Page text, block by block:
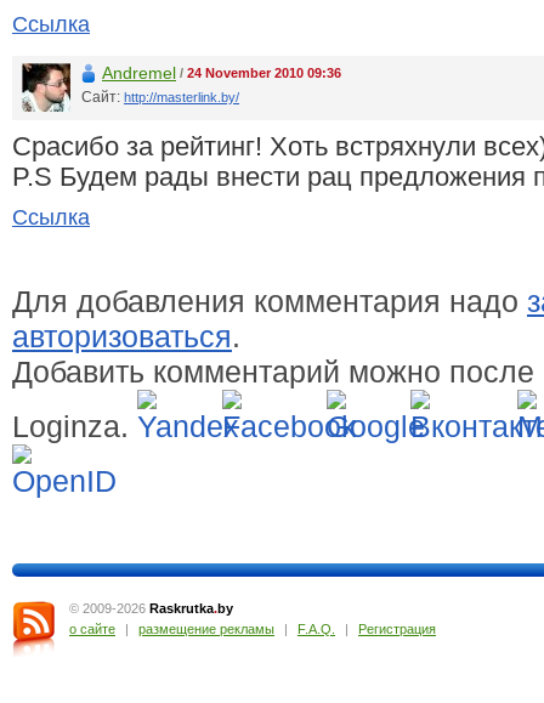
Ссылка
Andremel / 24 November 2010 09:36
Сайт: http://masterlink.by/
Срасибо за рейтинг! Хоть встряхнули
P.S Будем рады внести рац предложения
Ссылка
Для добавления комментария надо
авторизоваться.
Добавить комментарий можно после
Loginza.
© 2009-2026 Raskrutka.by
о сайте
| размещение рекламы | F.A.Q. | Регистрация